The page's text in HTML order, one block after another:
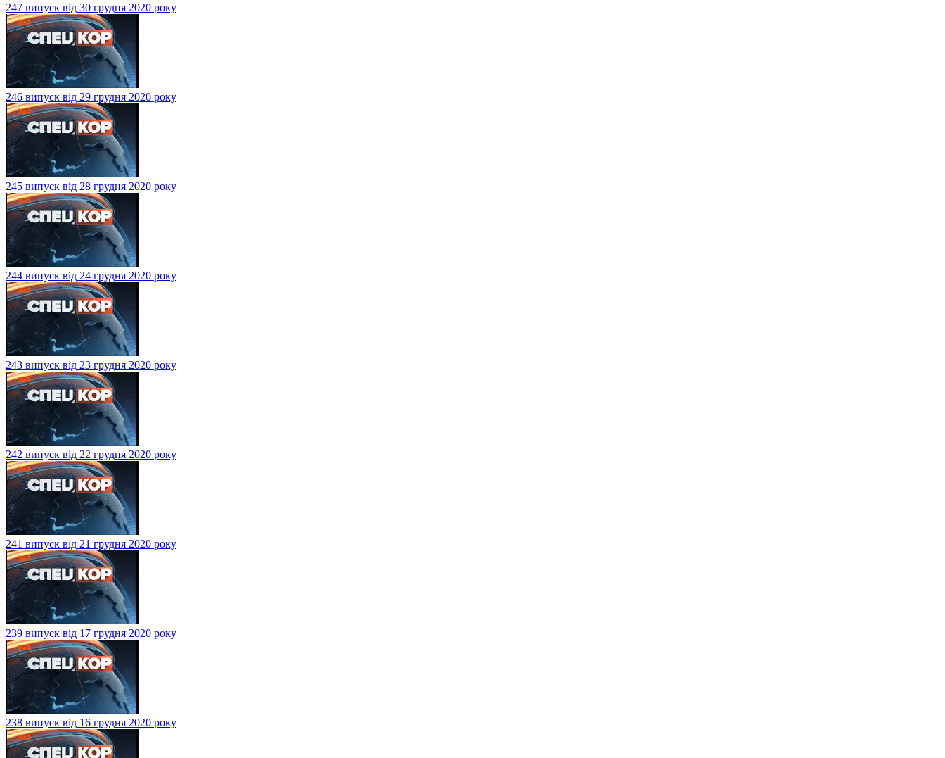
247 випуск від 30 грудня 2020 року
246 випуск від 29 грудня 2020 року
245 випуск від 28 грудня 2020 року
244 випуск від 24 грудня 2020 року
243 випуск від 23 грудня 2020 року
242 випуск від 22 грудня 2020 року
241 випуск від 21 грудня 2020 року
239 випуск від 17 грудня 2020 року
238 випуск від 16 грудня 2020 року